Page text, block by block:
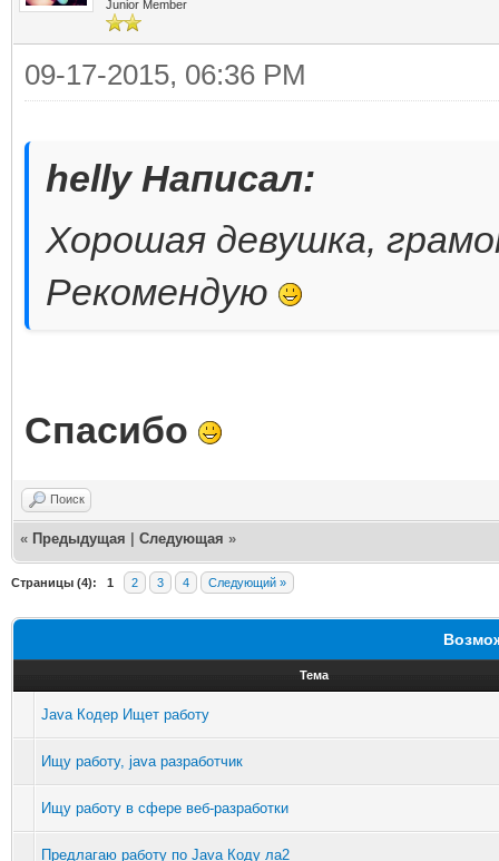
Junior Member
09-17-2015, 06:36 PM
helly Написал:
Хорошая девушка,
Рекомендую
Спасибо
Поиск
« Предыдущая Следующая »
Страницы (4): 1 2 3 4 Следующий »
Тема
Java Кодер Ищет работу
Ищу работу, java разработчик
Ищу работу в сфере веб-разработки
Предлагаю работу по Java Коду ла2